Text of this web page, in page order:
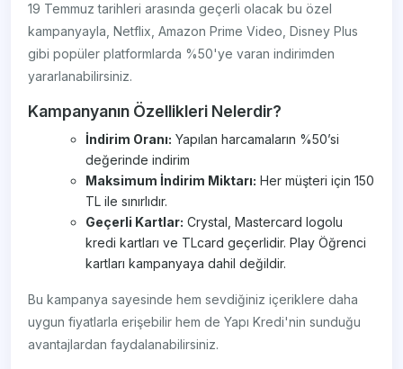
19 Temmuz tarihleri arasında geçerli olacak bu özel
kampanyayla, Netflix, Amazon Prime Video, Disney Plus
gibi popüler platformlarda %50'ye varan indirimden
yararlanabilirsiniz.
Kampanyanın Özellikleri Nelerdir?
İndirim Oranı: Yapılan harcamaların %50’si
değerinde indirim
Maksimum İndirim Miktarı: Her müşteri için 150
TL ile sınırlıdır.
Geçerli Kartlar: Crystal, Mastercard logolu
kredi kartları ve TLcard geçerlidir. Play Öğrenci
kartları kampanyaya dahil değildir.
Bu kampanya sayesinde hem sevdiğiniz içeriklere daha
uygun fiyatlarla erişebilir hem de Yapı Kredi'nin sunduğu
avantajlardan faydalanabilirsiniz.